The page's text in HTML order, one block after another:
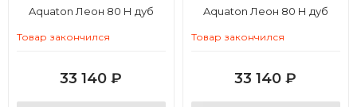
Aquaton Леон 80 Н дуб
Товар закончился
33 140 ₽
Aquaton Леон 80 Н дуб
Товар закончился
33 140 ₽